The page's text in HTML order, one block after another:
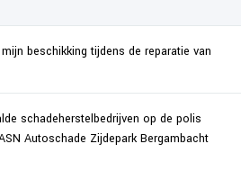
beschikking tijdens de reparatie van
schadeherstelbedrijven op de polis
Autoschade Zijdepark Bergambacht